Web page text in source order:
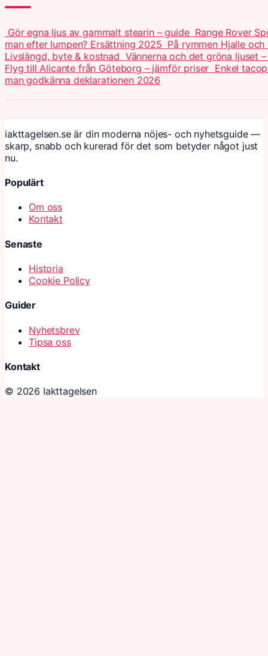
Gör egna ljus av gammalt stearin – guide Range Rover
man efter lumpen? Ersättning 2025 På rymmen Hjalle
Livslängd, byte & kostnad Vännerna och det gröna ljuset
Flyg till Alicante från Göteborg – jämför priser Enkel
man godkänna deklarationen 2026
iakttagelsen.se är din moderna nöjes- och nyhetsguide —
skarp, snabb och kurerad för det som betyder något just
nu.
Populärt
Om oss
Kontakt
Senaste
Historia
Cookie Policy
Guider
Nyhetsbrev
Tipsa oss
Kontakt
© 2026 Iakttagelsen